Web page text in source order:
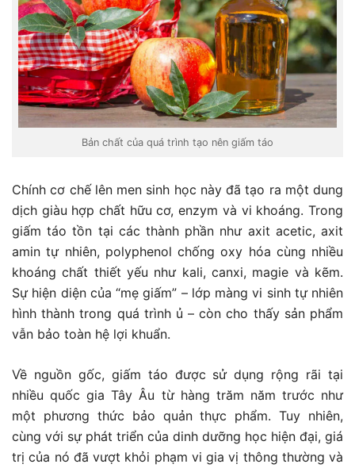
Bản chất của quá trình tạo nên giấm táo
Chính cơ chế lên men sinh học này đã tạo ra một dung
dịch giàu hợp chất hữu cơ, enzym và vi khoáng. Trong
giấm táo tồn tại các thành phần như axit acetic, axit
amin tự nhiên, polyphenol chống oxy hóa cùng nhiều
khoáng chất thiết yếu như kali, canxi, magie và kẽm.
Sự hiện diện của “mẹ giấm” – lớp màng vi sinh tự nhiên
hình thành trong quá trình ủ – còn cho thấy sản phẩm
vẫn bảo toàn hệ lợi khuẩn.
Về nguồn gốc, giấm táo được sử dụng rộng rãi tại
nhiều quốc gia Tây Âu từ hàng trăm năm trước như
một phương thức bảo quản thực phẩm. Tuy nhiên,
cùng với sự phát triển của dinh dưỡng học hiện đại, giá
trị của nó đã vượt khỏi phạm vi gia vị thông thường và